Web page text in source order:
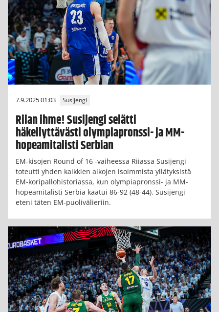
7.9.2025 01:03 Susijengi
Riian ihme! Susijengi selätti
häkellyttävästi olympiapronssi- ja MM-
hopeamitalisti Serbian
EM-kisojen Round of 16 -vaiheessa Riiassa Susijengi
toteutti yhden kaikkien aikojen isoimmista yllätyksistä
EM-koripallohistoriassa, kun olympiapronssi- ja MM-
hopeamitalisti Serbia kaatui 86-92 (48-44). Susijengi
eteni täten EM-puolivälieriin.